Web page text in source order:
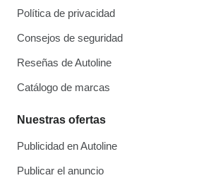
Política de privacidad
Consejos de seguridad
Reseñas de Autoline
Catálogo de marcas
Nuestras ofertas
Publicidad en Autoline
Publicar el anuncio